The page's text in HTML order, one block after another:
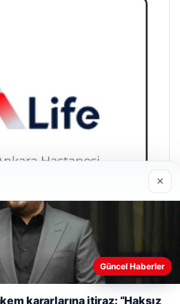
daha iyi anlayabilmek,
×
Güncel Haberler
kararlarına itiraz: “Haksız